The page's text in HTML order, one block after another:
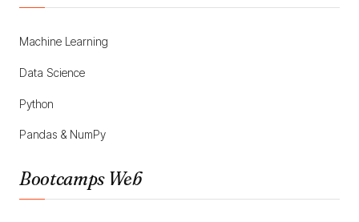
Machine Learning
Data Science
Python
Pandas & NumPy
Bootcamps Web